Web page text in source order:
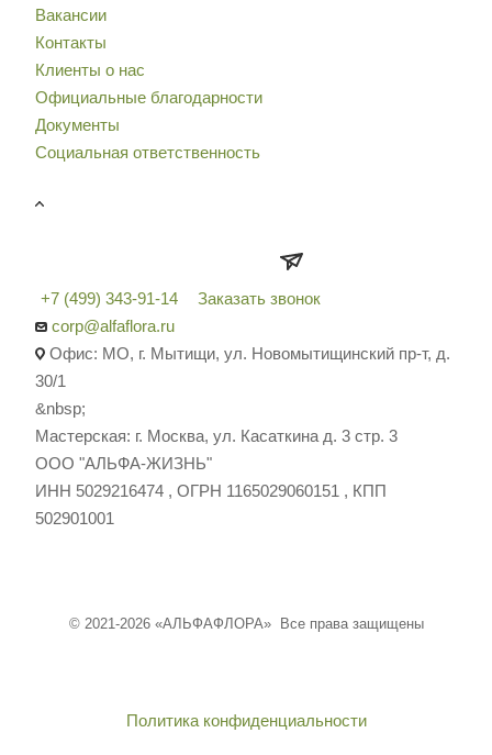
Вакансии
Контакты
Клиенты о нас
Официальные благодарности
Документы
Социальная ответственность
ПОДПИСАТЬСЯ НА РАССЫЛКУ
+7 (499) 343-91-14
Заказать звонок
corp@alfaflora.ru
Офис: МО, г. Мытищи, ул. Новомытищинский пр-т, д.
30/1
&nbsp;
Мастерская: г. Москва, ул. Касаткина д. 3 стр. 3
ООО "АЛЬФА-ЖИЗНЬ"
ИНН 5029216474 , ОГРН 1165029060151 , КПП
502901001
© 2021-2026 «АЛЬФАФЛОРА» Все права защищены
Политика конфиденциальности